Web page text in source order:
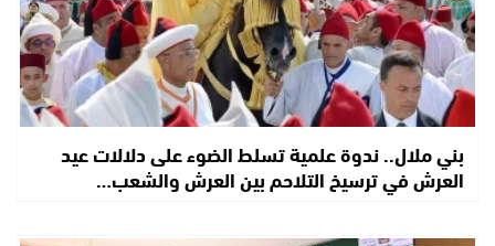
بني ملال.. ندوة علمية تسلط الضوء على دلالات عيد
العرش في ترسيخ التلاحم بين العرش والشعب…